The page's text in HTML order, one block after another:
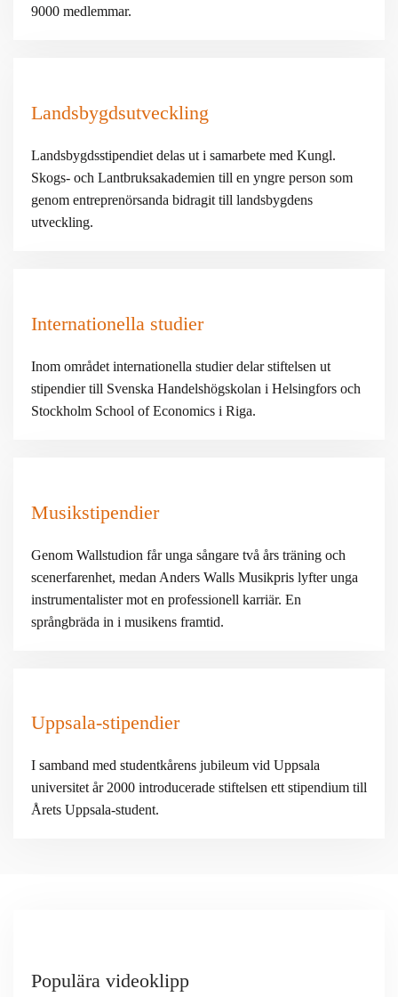
9000 medlemmar.
Landsbygdsutveckling
Landsbygdsstipendiet delas ut i samarbete med Kungl.
Skogs- och Lantbruksakademien till en yngre person som
genom entreprenörsanda bidragit till landsbygdens
utveckling.
Internationella studier
Inom området internationella studier delar stiftelsen ut
stipendier till Svenska Handelshögskolan i Helsingfors och
Stockholm School of Economics i Riga.
Musikstipendier
Genom Wallstudion får unga sångare två års träning och
scenerfarenhet, medan Anders Walls Musikpris lyfter unga
instrumentalister mot en professionell karriär. En
språngbräda in i musikens framtid.
Uppsala-stipendier
I samband med studentkårens jubileum vid Uppsala
universitet år 2000 introducerade stiftelsen ett stipendium till
Årets Uppsala-student.
Populära videoklipp